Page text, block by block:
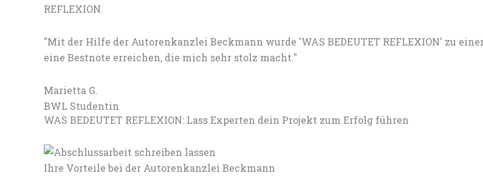
REFLEXION.
"Mit der Hilfe der Autorenkanzlei Beckmann wurde 'WAS BEDEUTET REFLEXION' zu
eine Bestnote erreichen, die mich sehr stolz macht."
Marietta G.
BWL Studentin
WAS BEDEUTET REFLEXION: Lass Experten dein Projekt zum Erfolg führen
Ihre Vorteile bei der Autorenkanzlei Beckmann